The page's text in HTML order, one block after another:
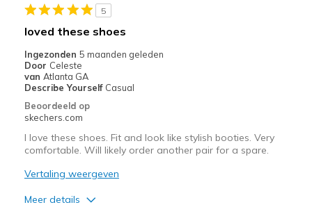
5
loved these shoes
Ingezonden 5 maanden geleden
Door Celeste
van Atlanta GA
Describe Yourself Casual
Beoordeeld op
skechers.com
I love these shoes. Fit and look like stylish booties. Very
comfortable. Will likely order another pair for a spare.
Vertaling weergeven
Meer details